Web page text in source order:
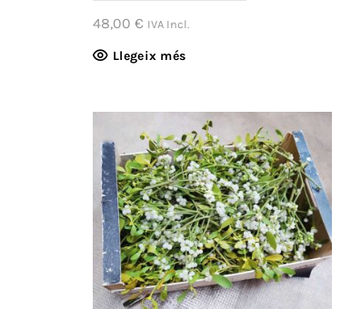
48,00 € IVA Incl.
Llegeix més